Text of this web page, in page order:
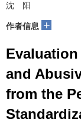
沈 阳
作者信息 +
and
from the